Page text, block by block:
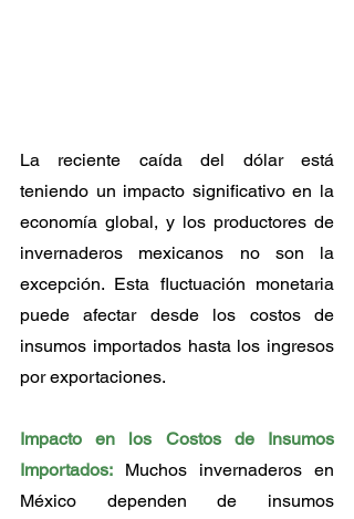
La reciente caída del dólar está
teniendo un impacto significativo en la
economía global, y los productores de
invernaderos mexicanos no son la
excepción. Esta fluctuación monetaria
puede afectar desde los costos de
insumos importados hasta los ingresos
por exportaciones.
Impacto en los Costos de Insumos
Importados: Muchos invernaderos en
México dependen de insumos